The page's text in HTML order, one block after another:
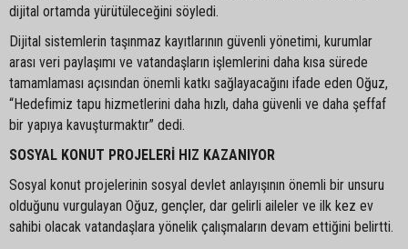
dijital ortamda yürütüleceğini söyledi.
Dijital sistemlerin taşınmaz kayıtlarının güvenli yönetimi, kurumlar
arası veri paylaşımı ve vatandaşların işlemlerini daha kısa sürede
tamamlaması açısından önemli katkı sağlayacağını ifade eden Oğuz,
“Hedefimiz tapu hizmetlerini daha hızlı, daha güvenli ve daha şeffaf
bir yapıya kavuşturmaktır” dedi.
SOSYAL KONUT PROJELERİ HIZ KAZANIYOR
Sosyal konut projelerinin sosyal devlet anlayışının önemli bir unsuru
olduğunu vurgulayan Oğuz, gençler, dar gelirli aileler ve ilk kez ev
sahibi olacak vatandaşlara yönelik çalışmaların devam ettiğini belirtti.